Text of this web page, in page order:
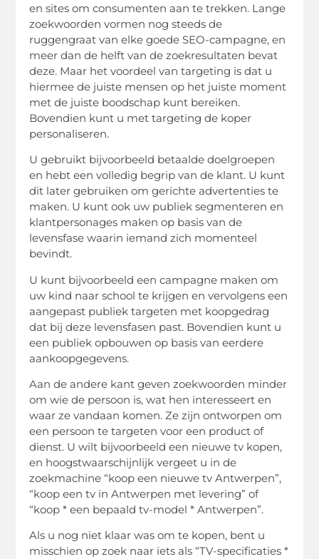
en sites om consumenten aan te trekken. Lange
zoekwoorden vormen nog steeds de
ruggengraat van elke goede SEO-campagne, en
meer dan de helft van de zoekresultaten bevat
deze. Maar het voordeel van targeting is dat u
hiermee de juiste mensen op het juiste moment
met de juiste boodschap kunt bereiken.
Bovendien kunt u met targeting de koper
personaliseren.
U gebruikt bijvoorbeeld betaalde doelgroepen
en hebt een volledig begrip van de klant. U kunt
dit later gebruiken om gerichte advertenties te
maken. U kunt ook uw publiek segmenteren en
klantpersonages maken op basis van de
levensfase waarin iemand zich momenteel
bevindt.
U kunt bijvoorbeeld een campagne maken om
uw kind naar school te krijgen en vervolgens een
aangepast publiek targeten met koopgedrag
dat bij deze levensfasen past. Bovendien kunt u
een publiek opbouwen op basis van eerdere
aankoopgegevens.
Aan de andere kant geven zoekwoorden minder
om wie de persoon is, wat hen interesseert en
waar ze vandaan komen. Ze zijn ontworpen om
een ​​persoon te targeten voor een product of
dienst. U wilt bijvoorbeeld een nieuwe tv kopen,
en hoogstwaarschijnlijk vergeet u in de
zoekmachine “koop een nieuwe tv Antwerpen”,
“koop een tv in Antwerpen met levering” of
“koop * een bepaald tv-model * Antwerpen”.
Als u nog niet klaar was om te kopen, bent u
misschien op zoek naar iets als “TV-specificaties *